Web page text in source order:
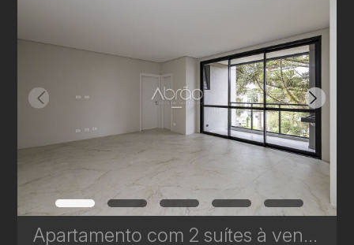
Apartamento com 2 suítes à venda no Edifício Casamia - 97.18 m² | Ref. 1768